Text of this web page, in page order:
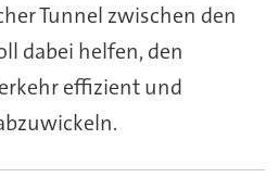
Tunnel zwischen den
dabei helfen, den
effizient und